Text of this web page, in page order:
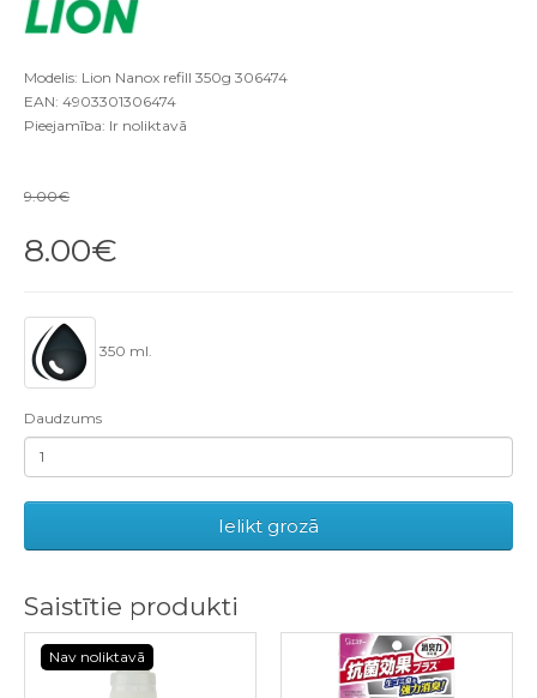
Modelis: Lion Nanox refill 350g 306474
EAN: 4903301306474
Pieejamība: Ir noliktavā
9.00€
8.00€
350 ml.
Daudzums
Ielikt grozā
Saistītie produkti
Nav noliktavā